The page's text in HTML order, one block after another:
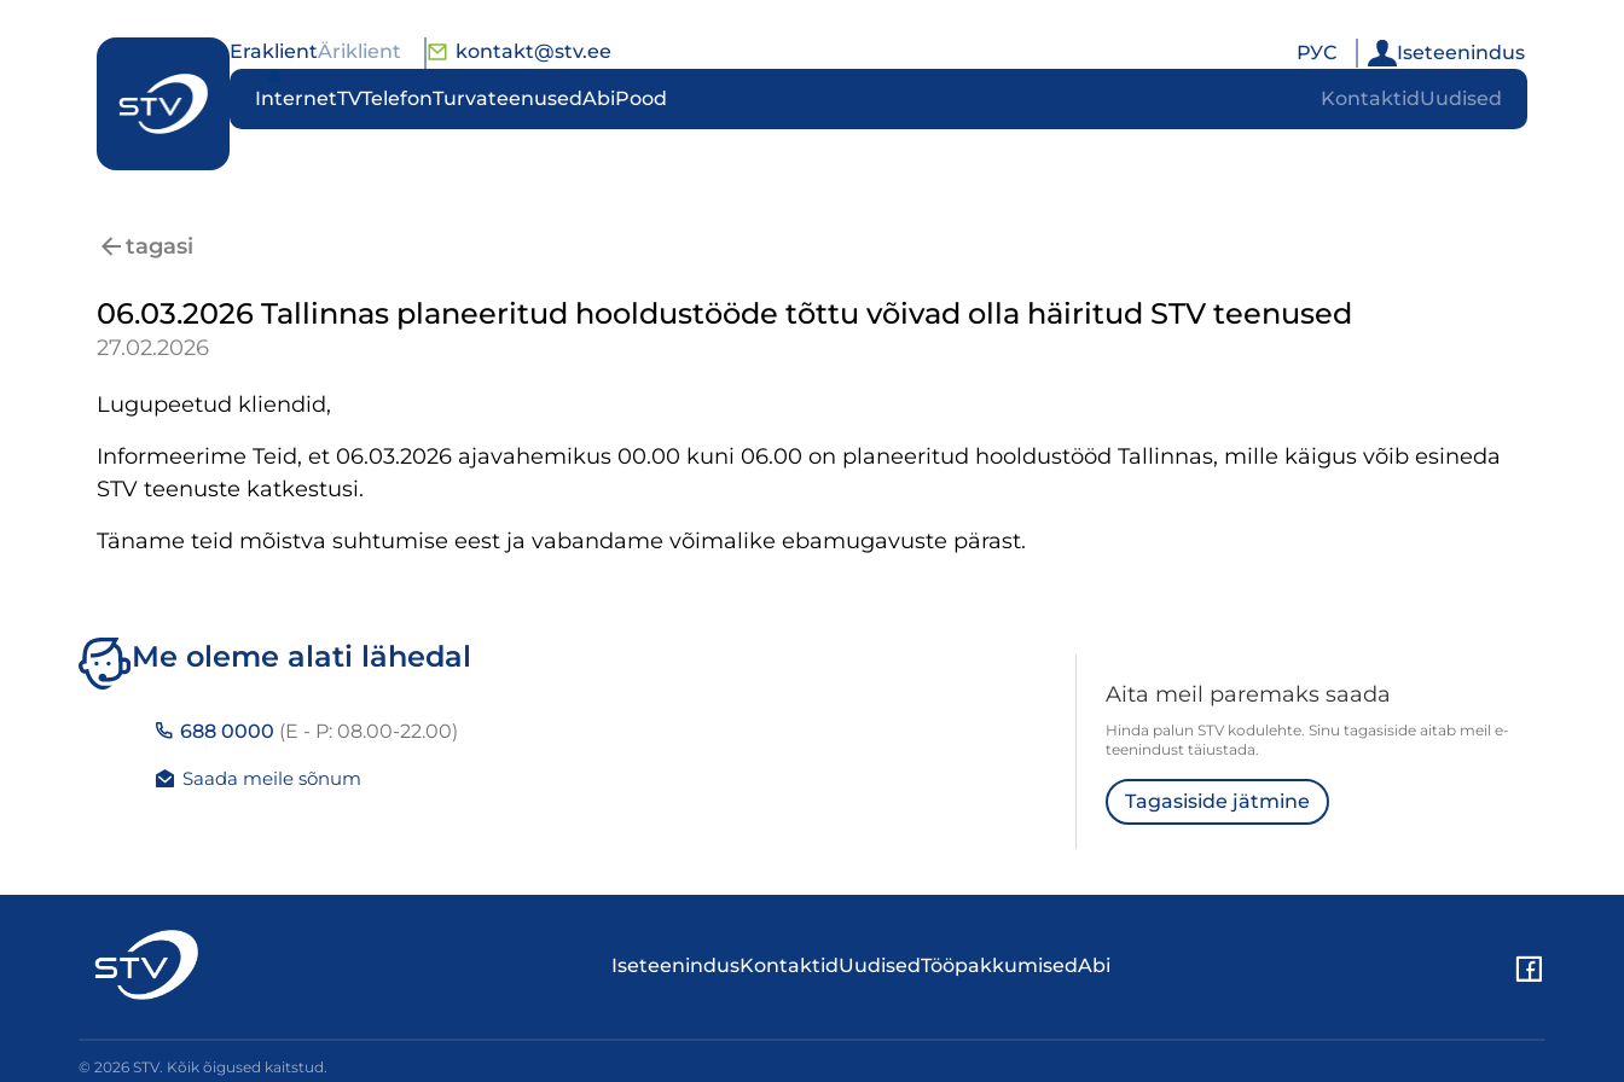
EraklientÄriklient kontakt@stv.ee РУС
Iseteenindus
InternetTVTelefonTurvateenusedAbiPood KontaktidUudised
tagasi
06.03.2026 Tallinnas planeeritud hooldustööde tõttu võivad olla häiritud STV teenused
27.02.2026
Lugupeetud kliendid,
Informeerime Teid, et 06.03.2026 ajavahemikus 00.00 kuni 06.00 on planeeritud hooldustööd Tallinnas, mille käigus võib esineda
STV teenuste katkestusi.
Täname teid mõistva suhtumise eest ja vabandame võimalike ebamugavuste pärast.
Me oleme alati lähedal
688 0000 (E - P: 08.00-22.00)
Saada meile sõnum
Aita meil paremaks saada
Hinda palun STV kodulehte. Sinu tagasiside aitab meil e-
teenindust täiustada.
Tagasiside jätmine
IseteenindusKontaktidUudisedTööpakkumisedAbi
© 2026 STV. Kõik õigused kaitstud.